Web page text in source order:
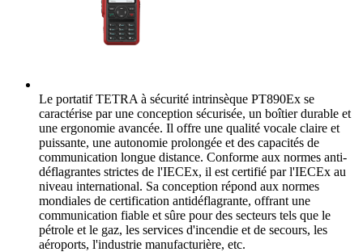
Le portatif TETRA à sécurité intrinsèque PT890Ex se
caractérise par une conception sécurisée, un boîtier durable et
une ergonomie avancée. Il offre une qualité vocale claire et
puissante, une autonomie prolongée et des capacités de
communication longue distance. Conforme aux normes anti-
déflagrantes strictes de l'IECEx, il est certifié par l'IECEx au
niveau international. Sa conception répond aux normes
mondiales de certification antidéflagrante, offrant une
communication fiable et sûre pour des secteurs tels que le
pétrole et le gaz, les services d'incendie et de secours, les
aéroports, l'industrie manufacturière, etc.